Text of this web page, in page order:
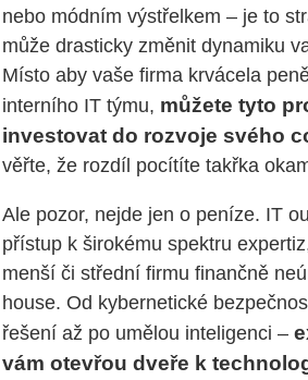
nebo módním výstřelkem – je to
může drasticky změnit dynamiku
Místo aby vaše firma krvácela
interního IT týmu, můžete tyto
investovat do rozvoje svého
věřte, že rozdíl pocítíte takřka
Ale pozor, nejde jen o peníze. IT
přístup k širokému spektru
menší či střední firmu finančně
house. Od kybernetické
řešení až po umělou inteligenci –
vám otevřou dveře k